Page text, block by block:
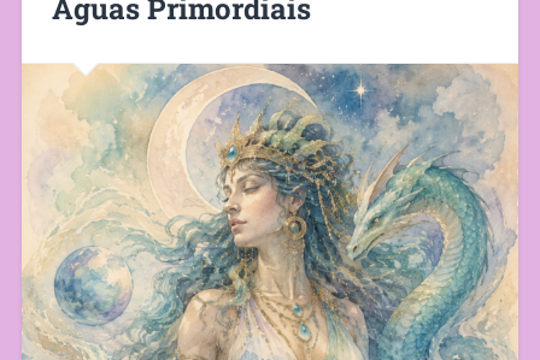
Águas Primordiais